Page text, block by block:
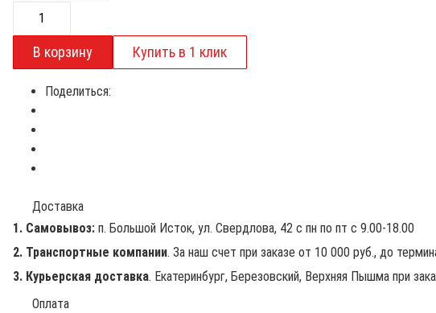
Поделиться:
Доставка
1. Самовывоз: п. Большой Исток, ул. Свердлова, 42 с пн по пт с 9.00-18.00
2. Транспортные компании. За наш счет при заказе от 10 000 руб., до
3. Курьерская доставка. Екатеринбург, Березовский, Верхняя Пышма при
Оплата